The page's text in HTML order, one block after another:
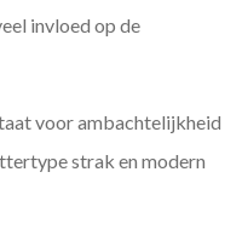
invloed op de
voor ambachtelijkheid
strak en modern